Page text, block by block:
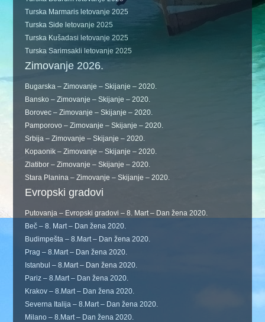
Turska Marmaris letovanje 2025
Turska Side letovanje 2025
Turska Kušadasi letovanje 2025
Turska Sarimsakli letovanje 2025
Zimovanje 2026.
Bugarska – Zimovanje – Skijanje – 2020.
Bansko – Zimovanje – Skijanje – 2020.
Borovec – Zimovanje – Skijanje – 2020.
Pamporovo – Zimovanje – Skijanje – 2020.
Srbija – Zimovanje – Skijanje – 2020.
Kopaonik – Zimovanje – Skijanje – 2020.
Zlatibor – Zimovanje – Skijanje – 2020.
Stara Planina – Zimovanje – Skijanje – 2020.
Evropski gradovi
Putovanja – Evropski gradovi – 8. Mart – Dan žena 2020.
Beč – 8. Mart – Dan žena 2020.
Budimpešta – 8.Mart – Dan žena 2020.
Prag – 8.Mart – Dan žena 2020.
Istanbul – 8.Mart – Dan žena 2020.
Pariz – 8.Mart – Dan žena 2020.
Krakov – 8.Mart – Dan žena 2020.
Severna Italija – 8.Mart – Dan žena 2020.
Milano – 8.Mart – Dan žena 2020.